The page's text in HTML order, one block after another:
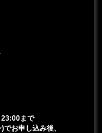
23:00まで
お申し込み後、